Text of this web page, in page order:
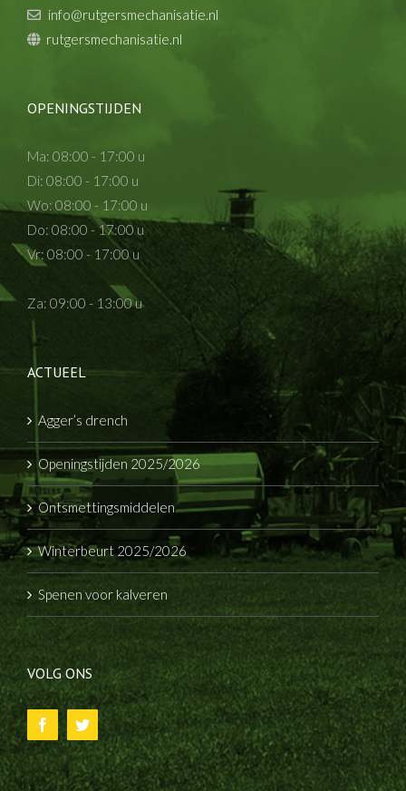
info@rutgersmechanisatie.nl
rutgersmechanisatie.nl
OPENINGSTIJDEN
Ma: 08:00 - 17:00 u
Di: 08:00 - 17:00 u
Wo: 08:00 - 17:00 u
Do: 08:00 - 17:00 u
Vr: 08:00 - 17:00 u
Za: 09:00 - 13:00 u
ACTUEEL
Agger’s drench
Openingstijden 2025/2026
Ontsmettingsmiddelen
Winterbeurt 2025/2026
Spenen voor kalveren
VOLG ONS